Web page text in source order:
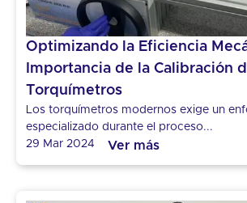
Optimizando la Eficiencia
Importancia de la Calibración
Torquímetros
Los torquímetros modernos exige un
especializado durante el proceso...
29 Mar 2024
Ver más